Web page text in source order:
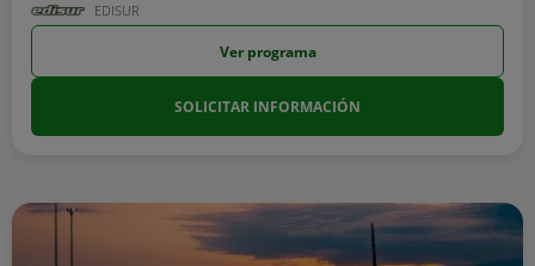
EDISUR
Ver programa
SOLICITAR INFORMACIÓN